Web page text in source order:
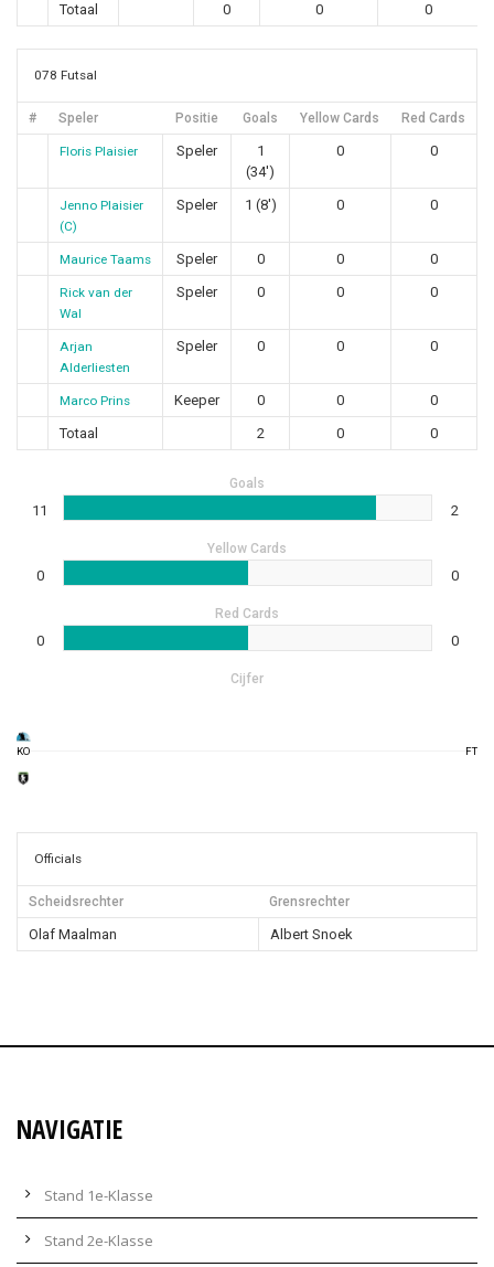
Totaal
0 0 0
078 Futsal
# Speler Positie Goals Yellow Cards Red Cards
Floris Plaisier Speler
1
(34')
0 0
Jenno Plaisier
(C)
Speler 1 (8') 0 0
Maurice Taams Speler 0 0 0
Rick van der
Wal
Speler 0 0 0
Arjan
Alderliesten
Speler 0 0 0
Marco Prins Keeper 0 0
0
Totaal
2 0 0
Goals
11 2
Yellow Cards
0 0
Red Cards
0 0
Cijfer
KO FT
Officials
Scheidsrechter Grensrechter
Olaf Maalman Albert Snoek
NAVIGATIE
Stand 1e-Klasse
Stand 2e-Klasse